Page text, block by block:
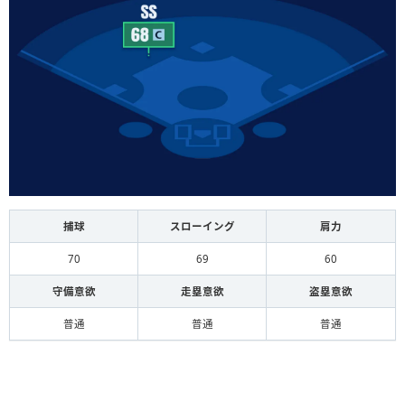
捕球 スローイング 肩力
70 69 60
守備意欲 走塁意欲 盗塁意欲
普通 普通 普通